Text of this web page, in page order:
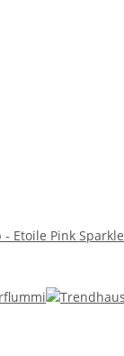
Etoile Pink Sparkle